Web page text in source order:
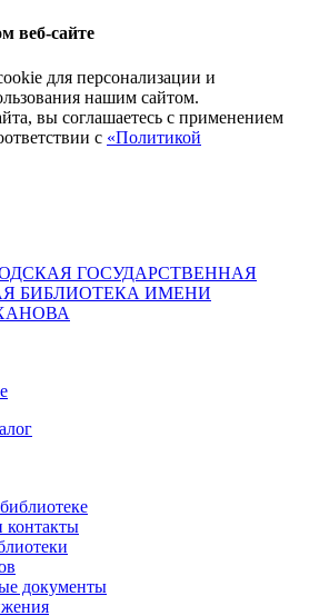
веб-сайте
для персонализации и
нашим сайтом.
вы соглашаетесь с применением
с «Политикой
ГОСУДАРСТВЕННАЯ
БИБЛИОТЕКА ИМЕНИ
контакты
документы